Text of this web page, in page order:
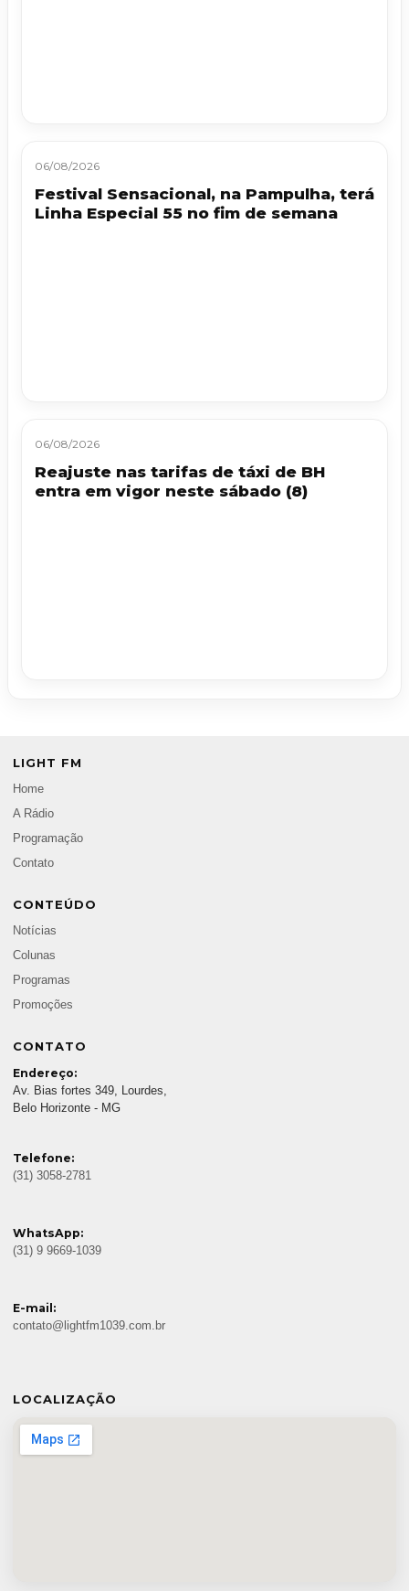
06/08/2026
Festival Sensacional, na Pampulha, terá
Linha Especial 55 no fim de semana
06/08/2026
Reajuste nas tarifas de táxi de BH
entra em vigor neste sábado (8)
LIGHT FM
Home
A Rádio
Programação
Contato
CONTEÚDO
Notícias
Colunas
Programas
Promoções
CONTATO
Endereço:
Av. Bias fortes 349, Lourdes,
Belo Horizonte - MG
Telefone:
(31) 3058-2781
WhatsApp:
(31) 9 9669-1039
E-mail:
contato@lightfm1039.com.br
LOCALIZAÇÃO